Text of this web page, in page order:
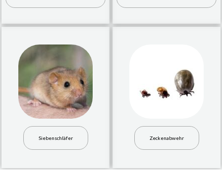
Siebenschläfer Zeckenabwehr